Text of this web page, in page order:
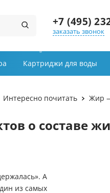
+7 (495)
звонка
заказать звонок
Картриджи для воды
Интересно почитать Жир
о составе
А
из самых